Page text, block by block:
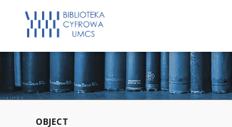
OBJECT